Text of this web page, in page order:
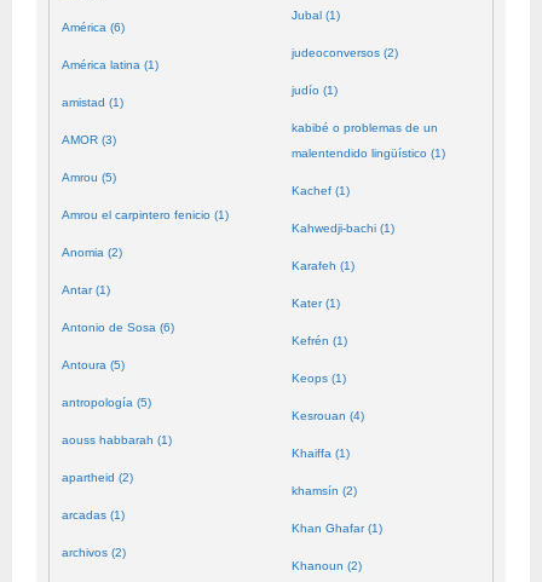
América (6)
América latina (1)
amistad (1)
AMOR (3)
Amrou (5)
Amrou el carpintero fenicio (1)
Anomia (2)
Antar (1)
Antonio de Sosa (6)
Antoura (5)
antropología (5)
aouss habbarah (1)
apartheid (2)
arcadas (1)
archivos (2)
Jubal (1)
judeoconversos (2)
judío (1)
kabibé o problemas de un
malentendido lingüístico (1)
Kachef (1)
Kahwedji-bachi (1)
Karafeh (1)
Kater (1)
Kefrén (1)
Keops (1)
Kesrouan (4)
Khaiffa (1)
khamsín (2)
Khan Ghafar (1)
Khanoun (2)